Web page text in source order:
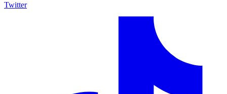
Twitter